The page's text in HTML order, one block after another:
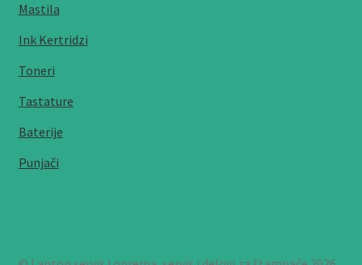
Mastila
Ink Kertridzi
Toneri
Tastature
Baterije
Punjači